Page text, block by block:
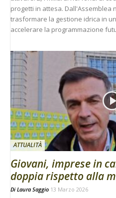
progetti in attesa. Dall'Assemblea
trasformare la gestione idrica in
accelerare la programmazione
ATTUALITÀ
Giovani, imprese in
doppia rispetto alla
Di Laura Saggio 13 Marzo 2026